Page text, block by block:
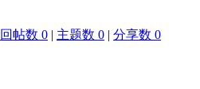
回帖数 0 | 主题数 0 | 分享数 0